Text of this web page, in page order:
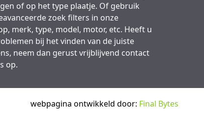
of op het type plaatje. Of gebruik
zoek filters in onze
merk, type, model, motor, etc. Heeft u
bij het vinden van de juiste
neem dan gerust vrijblijvend contact
op.
webpagina ontwikkeld door: Final Bytes